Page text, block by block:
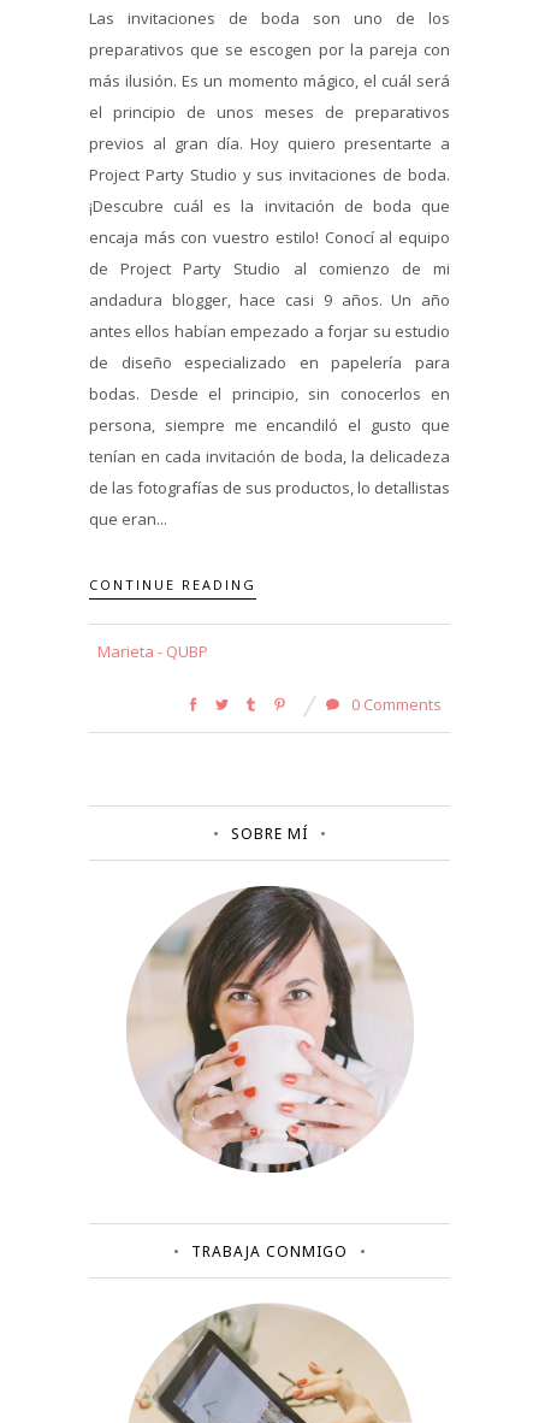
Las invitaciones de boda son uno de los
preparativos que se escogen por la pareja con
más ilusión. Es un momento mágico, el cuál será
el principio de unos meses de preparativos
previos al gran día. Hoy quiero presentarte a
Project Party Studio y sus invitaciones de boda.
¡Descubre cuál es la invitación de boda que
encaja más con vuestro estilo! Conocí al equipo
de Project Party Studio al comienzo de mi
andadura blogger, hace casi 9 años. Un año
antes ellos habían empezado a forjar su estudio
de diseño especializado en papelería para
bodas. Desde el principio, sin conocerlos en
persona, siempre me encandiló el gusto que
tenían en cada invitación de boda, la delicadeza
de las fotografías de sus productos, lo detallistas
que eran...
CONTINUE READING
Marieta - QUBP
0 Comments
SOBRE MÍ
TRABAJA CONMIGO